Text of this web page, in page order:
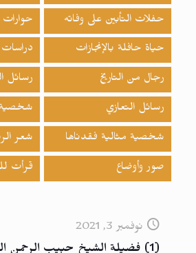
حفلات التأبين على وفاته حوارات
حياة حافلة بالإنجازات دراسات
رجال من التاريخ رسائل
رسائل التعازي شخصية
شخصية مثالية فقدناها شعر
صور وأوضاع قرأت
نوفمبر 3, 2021